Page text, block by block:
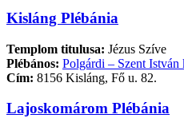
Kisláng Plébánia
Templom titulusa: Jézus Szíve
Plébános: Polgárdi – Szent
Cím: 8156 Kisláng, Fő u. 82.
Lajoskomárom Plébánia